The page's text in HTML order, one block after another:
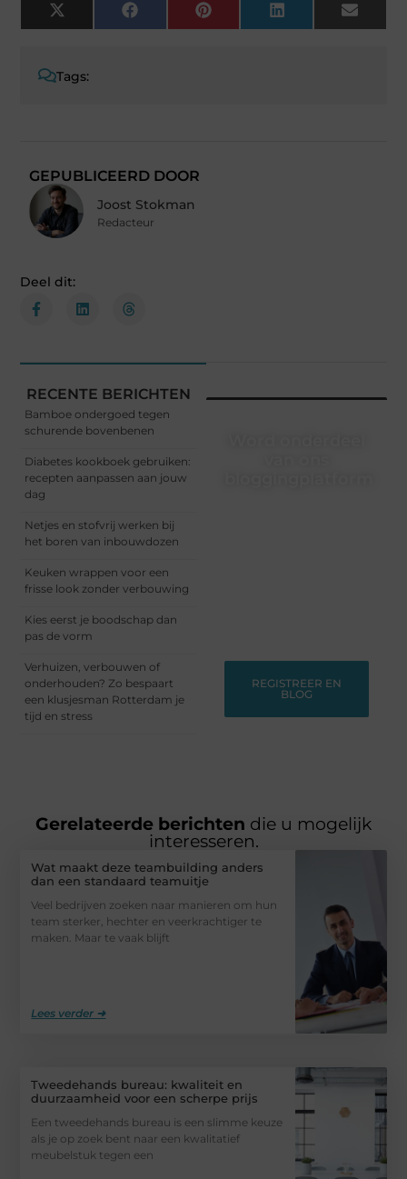
X
(Twitter)
Facebook Pinterest LinkedIn Email
Tags:
GEPUBLICEERD DOOR
Joost Stokman
Redacteur
Deel dit:
RECENTE BERICHTEN
Bamboe ondergoed tegen
schurende bovenbenen
Diabetes kookboek gebruiken:
recepten aanpassen aan jouw
dag
Netjes en stofvrij werken bij
het boren van inbouwdozen
Keuken wrappen voor een
frisse look zonder verbouwing
Kies eerst je boodschap dan
pas de vorm
Verhuizen, verbouwen of
onderhouden? Zo bespaart
een klusjesman Rotterdam je
tijd en stress
REGISTREER EN
BLOG
Gerelateerde berichten die u mogelijk
interesseren.
Wat maakt deze teambuilding anders
dan een standaard teamuitje
Veel bedrijven zoeken naar manieren om hun
team sterker, hechter en veerkrachtiger te
maken. Maar te vaak blijft
Lees verder ➜
Tweedehands bureau: kwaliteit en
duurzaamheid voor een scherpe prijs
Een tweedehands bureau is een slimme keuze
als je op zoek bent naar een kwalitatief
meubelstuk tegen een